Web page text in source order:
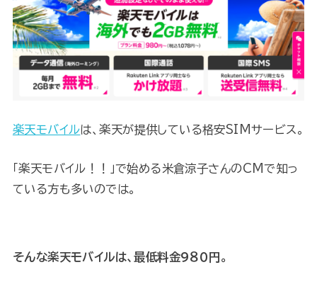
楽天モバイルは、楽天が提供している格安SIMサービス。
「楽天モバイル！！」で始める米倉涼子さんのCMで知っ
ている方も多いのでは。
そんな楽天モバイルは、最低料金９８０円。